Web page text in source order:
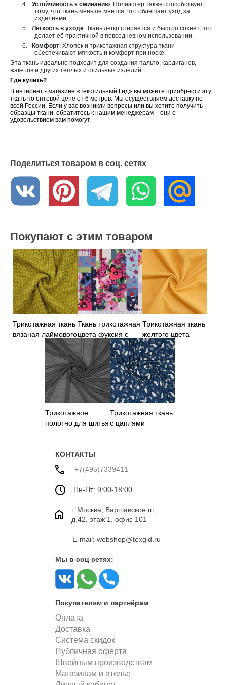
4.
Устойчивость к сминанию: Полиэстер также способствует
тому, что ткань меньше мнётся, что облегчает уход за
изделиями.
5.
Лёгкость в уходе: Ткань легко стирается и быстро сохнет, что
делает её практичной в повседневном использовании.
6.
Комфорт: Хлопок и трикотажная структура ткани
обеспечивают мягкость и комфорт при носке.
Эта ткань идеально подходит для создания пальто, кардиганов,
жакетов и других тёплых и стильных изделий.
Где купить?
В интернет - магазине «Текстильный Гид» вы можете приобрести эту
ткань по оптовой цене от 6 метров. Мы осуществляем доставку по
всей России. Если у вас возникли вопросы или вы хотите получить
образцы ткани, обратитесь к нашим менеджерам – они с
удовольствием вам помогут
Поделиться товаром в соц. сетях
Покупают с этим товаром
Трикотажная ткань
вязаная лаймового
Ткань трикотажная
цвета фуксия с
принтом
Трикотажная ткань
желтого цвета
Трикотажное
полотно для шитья
Трикотажная ткань
с цаплями
КОНТАКТЫ
+7(495)7339411
Пн-Пт: 9:00-18:00
г. Москва, Варшавское ш.,
д.42, этаж 1, офис 101
E-mail: webshop@texgid.ru
Мы в соц сетях:
Покупателям и партнёрам
Оплата
Доставка
Система скидок
Публичная оферта
Швейным производствам
Магазинам и ателье